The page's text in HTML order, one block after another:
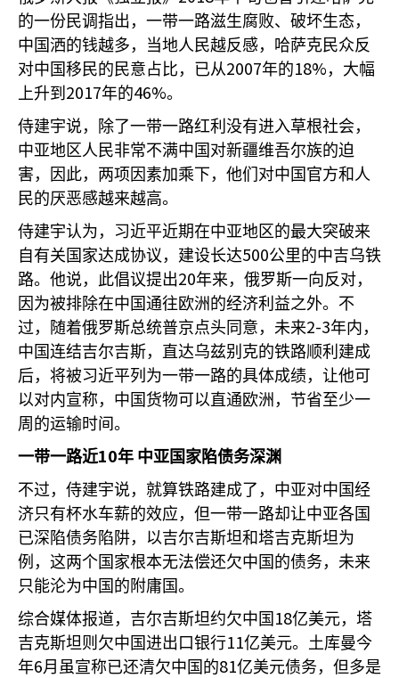
的一份民调指出，一带一路滋生腐败、破坏生态，
中国洒的钱越多，当地人民越反感，哈萨克民众反
对中国移民的民意占比，已从2007年的18% ，大幅
上升到 2017年的46%。
侍建宇说，除了一带一路红利没有进入草根社会，
中亚地区人民非常不满中国对新疆维吾尔族的迫
害，因此，两项因素加乘下，他们对中国官方和人
民的厌恶感越来越高。
侍建宇认为，习近平近期在中亚地区的最大突破来
自有关国家达成协议，建设长达500公里的中吉乌铁
路。他说，此倡议提出20年来，俄罗斯一向反对，
因为被排除在中国通往欧洲的经济利益之外。不
过，随着俄罗斯总统普京点头同意，未来2-3年内，
中国连结吉尔吉斯，直达乌兹别克的铁路顺利建成
后，将被习近平列为一带一路的具体成绩，让他可
以对内宣称，中国货物可以直通欧洲，节省至少一
周的运输时间。
一带一路近10年 中亚国家陷债务深渊
不过，侍建宇说，就算铁路建成了，中亚对中国经
济只有杯水车薪的效应，但一带一路却让中亚各国
已深陷债务陷阱，以吉尔吉斯坦和塔吉克斯坦为
例，这两个国家根本无法偿还欠中国的债务，未来
只能沦为中国的附庸国。
综合媒体报道，吉尔吉斯坦约欠中国 18亿美元，塔
吉克斯坦则欠中国进出口银行11亿美元。土库曼今
年6月虽宣称已还清欠中国的81亿美元债务，但多是